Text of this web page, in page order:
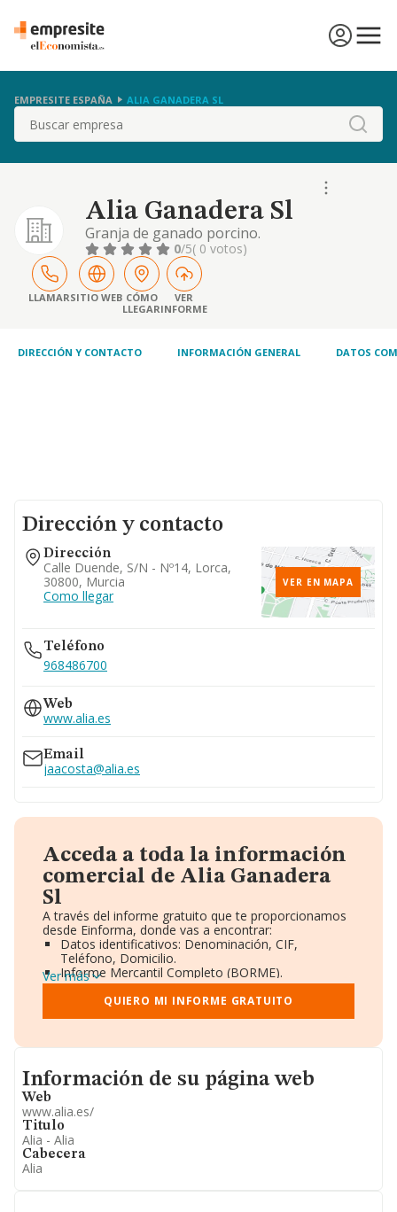
EMPRESITE ESPAÑA ALIA GANADERA SL
Buscar
Alia Ganadera Sl
Granja de ganado porcino.
0/5( 0 votos)
LLAMARSITIO WEB CÓMO
LLEGAR
VER
INFORME
DIRECCIÓN Y CONTACTO INFORMACIÓN GENERAL DATOS
Dirección y contacto
Dirección
Calle Duende, S/n - Nº14, Lorca,
30800, Murcia
Como llegar
VER EN MAPA
Teléfono
968486700
Web
www.alia.es
Email
jaacosta@alia.es
Acceda a toda la información
comercial de Alia Ganadera
Sl
A través del informe gratuito que te proporcionamos
desde Einforma, donde vas a encontrar:
Datos identificativos: Denominación, CIF,
Teléfono, Domicilio.
Informe Mercantil Completo (BORME).
Gráficos de Evolución Ventas y Empleados.
Consejo de Administración y Administradores.
Directivos y Ejecutivos.
Información oficial y registral complementaria.
Ver más
QUIERO MI INFORME GRATUITO
Informacion de su página web
Información de su página web
Web
www.alia.es/
Titulo
Alia - Alia
Cabecera
Alia